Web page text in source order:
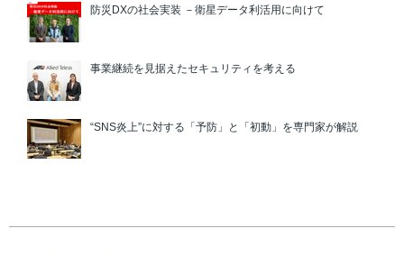
防災DXの社会実装 －衛星データ利活用に向けて
事業継続を見据えたセキュリティを考える
“SNS炎上”に対する「予防」と「初動」を専門家が解説